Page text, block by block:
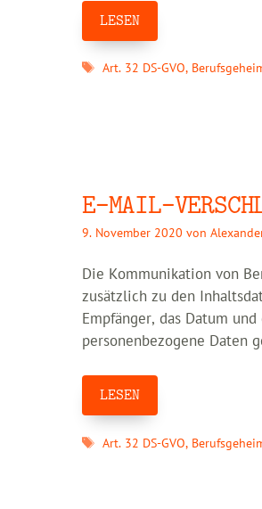
LESEN
Schlagwörter
Art. 32 DS-GVO,
E-MAIL-
9. November 2020 von
Die Kommunikation von
zusätzlich zu den
Empfänger, das Datum
personenbezogene Daten
LESEN
Schlagwörter
Art. 32 DS-GVO,